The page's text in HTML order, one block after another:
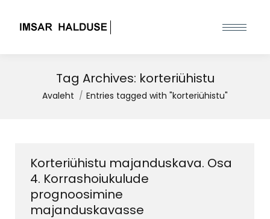
Tag Archives: korteriühistu
You are here:
Avaleht Entries tagged with "korteriühistu"
Korteriühistu majanduskava. Osa
4. Korrashoiukulude
prognoosimine
majanduskavasse